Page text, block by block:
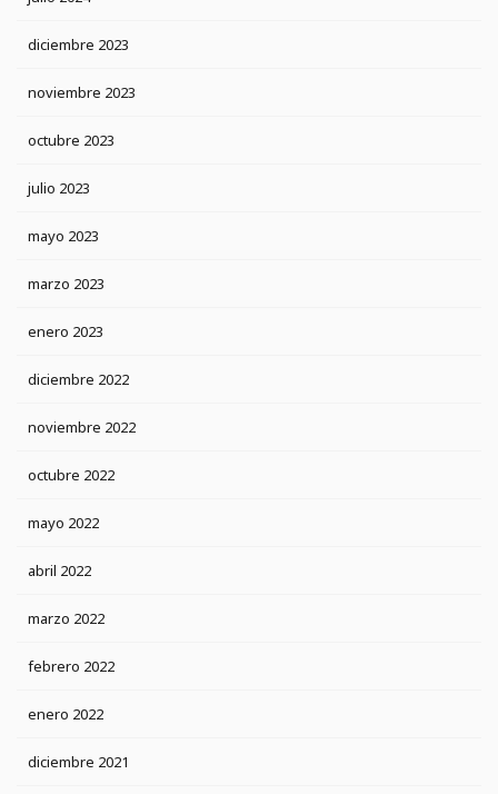
diciembre 2023
noviembre 2023
octubre 2023
julio 2023
mayo 2023
marzo 2023
enero 2023
diciembre 2022
noviembre 2022
octubre 2022
mayo 2022
abril 2022
marzo 2022
febrero 2022
enero 2022
diciembre 2021